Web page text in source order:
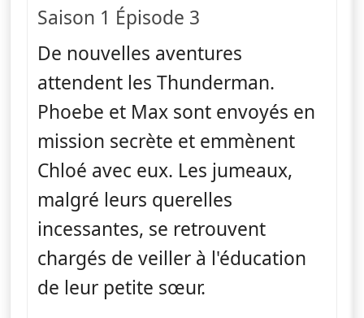
Saison 1 Épisode 3
De nouvelles aventures
attendent les Thunderman.
Phoebe et Max sont envoyés en
mission secrète et emmènent
Chloé avec eux. Les jumeaux,
malgré leurs querelles
incessantes, se retrouvent
chargés de veiller à l'éducation
de leur petite sœur.